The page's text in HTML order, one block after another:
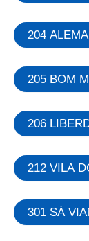
204
205 BOM
206
212 VILA
301 SÁ